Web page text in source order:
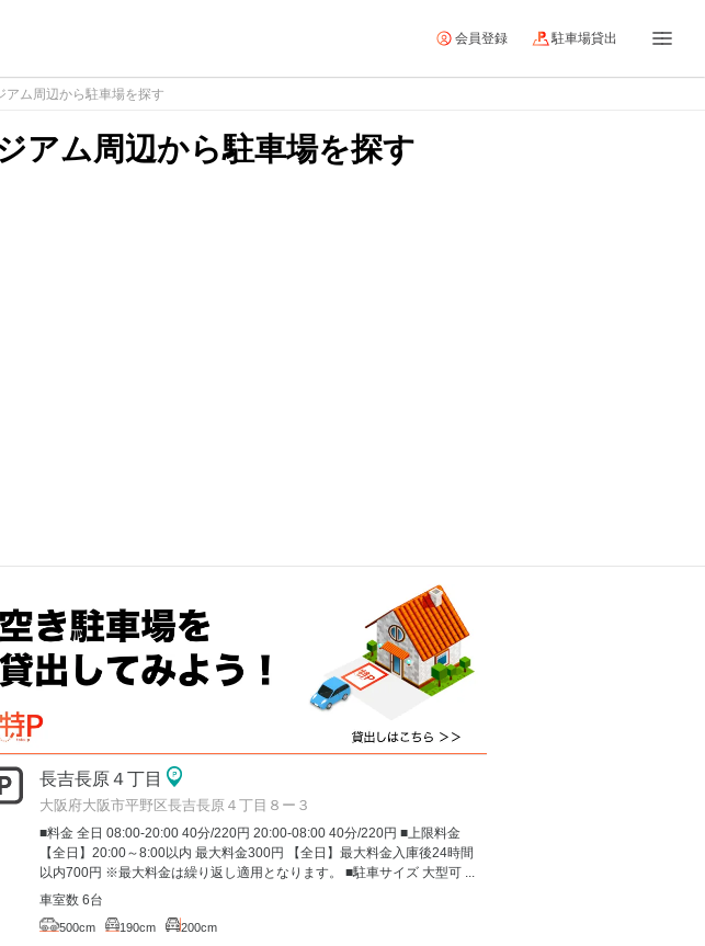
会員登録 駐車場貸出
アム周辺から駐車場を探す
アム周辺から駐車場を探す
長吉長原４丁目
大阪府大阪市平野区長吉長原４丁目８ー３
■料金 全日 08:00-20:00 40分/220円 20:00-08:00 40分/220円 ■上限料金
【全日】20:00～8:00以内 最大料金300円 【全日】最大料金入庫後24時間
以内700円 ※最大料金は繰り返し適用となります。 ■駐車サイズ 大型可 ...
車室数 6台
500cm 190cm 200cm